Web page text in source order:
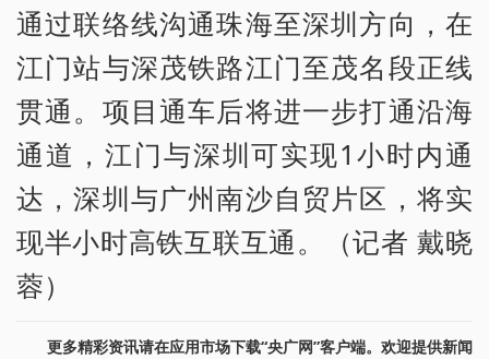
通过联络线沟通珠海至深圳方向，在
江门站与深茂铁路江门至茂名段正线
贯通。项目通车后将进一步打通沿海
通道，江门与深圳可实现1小时内通
达，深圳与广州南沙自贸片区，将实
现半小时高铁互联互通。（记者 戴晓
蓉）
更多精彩资讯请在应用市场下载“央广网”客户端。欢迎提供新闻